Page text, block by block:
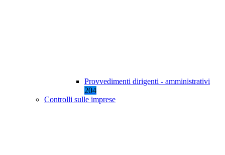
Provvedimenti dirigenti - amministrativi
204
Controlli sulle imprese